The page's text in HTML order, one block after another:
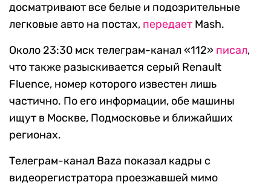
досматривают все белые и подозрительные
легковые авто на постах, передает Mash.
Около 23:30 мск телеграм-канал «112» писал,
что также разыскивается серый Renault
Fluence, номер которого известен лишь
частично. По его информации, обе машины
ищут в Москве, Подмосковье и ближайших
регионах.
Телеграм-канал Baza показал кадры с
видеорегистратора проезжавшей мимо